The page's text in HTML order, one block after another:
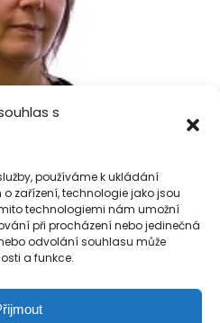
s
používáme k ukládání
zařízení, technologie jako jsou
technologiemi nám umožní
při procházení nebo jedinečná
odvolání souhlasu může
a funkce.
MANAŽERKA,
ORGANIZACE